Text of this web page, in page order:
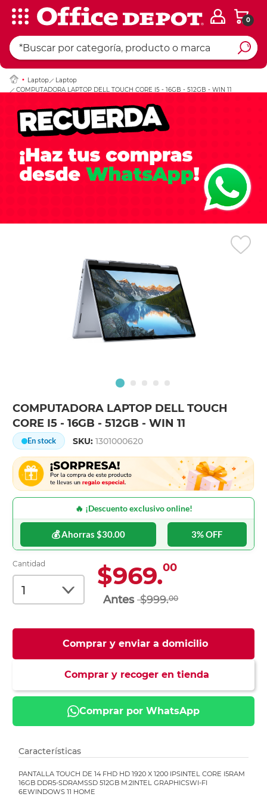
0
Laptop
Laptop
COMPUTADORA LAPTOP DELL TOUCH CORE I5 - 16GB - 512GB - WIN 11
COMPUTADORA LAPTOP DELL TOUCH
CORE I5 - 16GB - 512GB - WIN 11
En stock SKU:1301000620
🔥 ¡Descuento exclusivo online!
💰 Ahorras $30.00 3% OFF
Cantidad $969.00
$999.00
Comprar y enviar a domicilio
Comprar y recoger en tienda
Comprar por WhatsApp
Ingresar Codigo
Características
PANTALLA TOUCH DE 14 FHD HD 1920 X 1200 IPSINTEL CORE I5RAM
16GB DDR5-SDRAMSSD 512GB M.2INTEL GRAPHICSWI-FI
6EWINDOWS 11 HOME